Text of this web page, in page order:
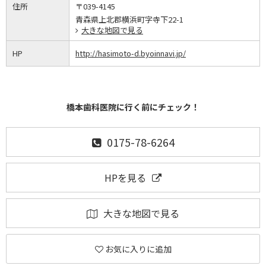
住所
〒039-4145
青森県上北郡横浜町字寺下22-1
大きな地図で見る
HP http://hasimoto-d.byoinnavi.jp/
橋本歯科医院に行く前にチェック！
0175-78-6264
HPを見る
大きな地図で見る
お気に入りに追加